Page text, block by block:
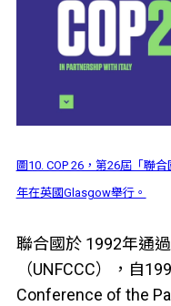
圖10. COP 26，第26屆「聯
年在英國Glasgow舉行。
聯合國於 1992年通
（UNFCCC），自
Conference of the